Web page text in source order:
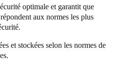
optimale et garantit que
aux normes les plus
et stockées selon les normes de